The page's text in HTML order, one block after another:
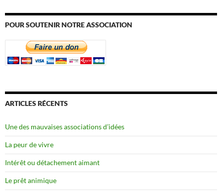
POUR SOUTENIR NOTRE ASSOCIATION
ARTICLES RÉCENTS
Une des mauvaises associations d’idées
La peur de vivre
Intérêt ou détachement aimant
Le prêt animique